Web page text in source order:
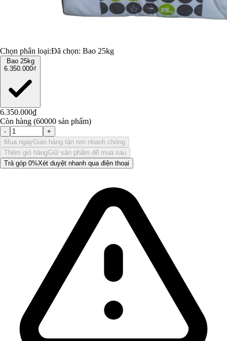
Chọn phân loại:Đã chọn: Bao 25kg
Bao 25kg
6.350.000₫
6.350.000₫
Còn hàng (60000 sản phẩm)
-
+
Mua ngayGiao hàng tận nơi nhanh chóng
Thêm giỏ hàngGiữ sản phẩm để mua sau
Trả góp 0%Xét duyệt nhanh qua điện thoại